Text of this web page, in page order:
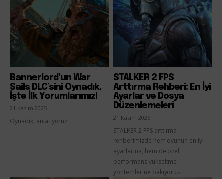
Bannerlord’un War
Sails DLC’sini Oynadık,
İşte İlk Yorumlarımız!
21 Kasım 2025
Oynadık, anlatıyoruz.
STALKER 2 FPS
Arttırma Rehberi: En İyi
Ayarlar ve Dosya
Düzenlemeleri
21 Kasım 2025
STALKER 2 FPS arttırma
rehberimizde hem oyunun en iyi
ayarlarına, hem de özel
performans yükseltme
yöntemlerine bakıyoruz.